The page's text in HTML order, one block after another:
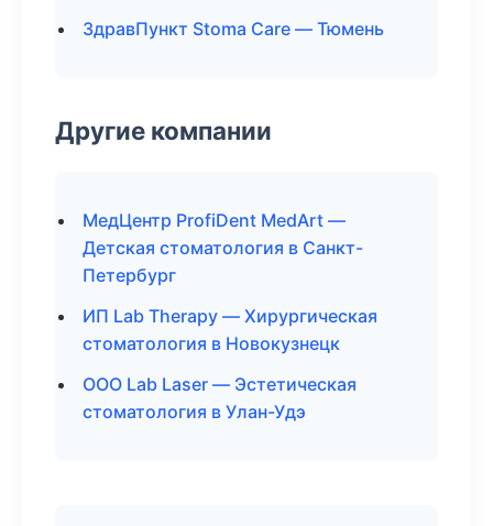
ЗдравПункт Stoma Care — Тюмень
Другие компании
МедЦентр ProfiDent MedArt —
Детская стоматология в Санкт-
Петербург
ИП Lab Therapy — Хирургическая
стоматология в Новокузнецк
ООО Lab Laser — Эстетическая
стоматология в Улан-Удэ